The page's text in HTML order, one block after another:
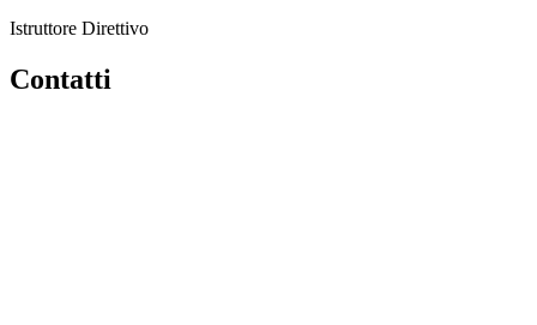
Istruttore Direttivo
Contatti